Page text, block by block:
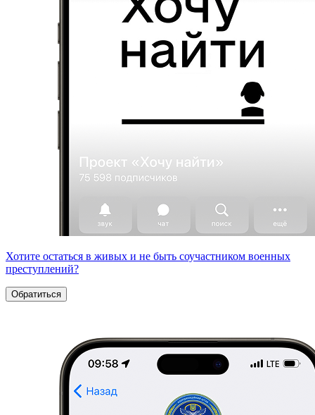
Хотите остаться в живых и не быть соучастником военных
преступлений?
Обратиться